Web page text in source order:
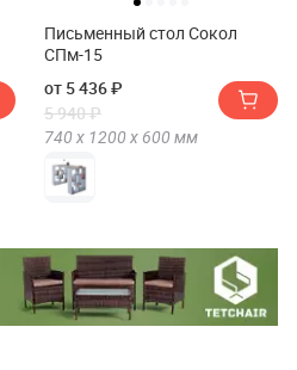
Письменный стол Сокол
СПм-15
от 5 436 ₽
5 940 ₽
740 х 1200 х 600 мм